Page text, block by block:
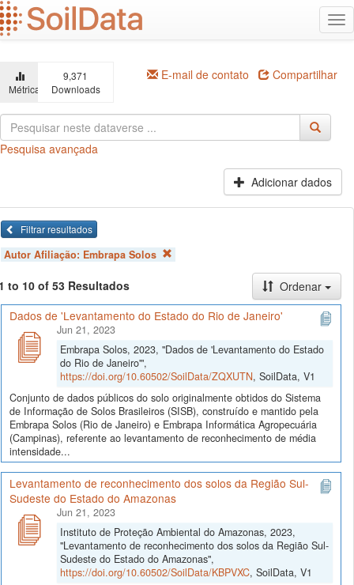
Ir
para
o
principal
Métricas
9,371
Downloads
E-mail de contato Compartilhar
Pesquisa avançada
Adicionar dados
Filtrar resultados
Autor Afiliação: Embrapa Solos
to 10 of 53 Resultados
Ordenar
Dados de 'Levantamento do Estado do Rio de Janeiro'
Jun 21, 2023
Embrapa Solos, 2023, "Dados de 'Levantamento do Estado
do Rio de Janeiro'",
https://doi.org/10.60502/SoilData/ZQXUTN, SoilData, V1
Conjunto de dados públicos do solo originalmente obtidos do Sistema
de Informação de Solos Brasileiros (SISB), construído e mantido pela
Embrapa Solos (Rio de Janeiro) e Embrapa Informática Agropecuária
(Campinas), referente ao levantamento de reconhecimento de média
intensidade...
Levantamento de reconhecimento dos solos da Região Sul-
Sudeste do Estado do Amazonas
Jun 21, 2023
Instituto de Proteção Ambiental do Amazonas, 2023,
"Levantamento de reconhecimento dos solos da Região Sul-
Sudeste do Estado do Amazonas",
https://doi.org/10.60502/SoilData/KBPVXC, SoilData, V1